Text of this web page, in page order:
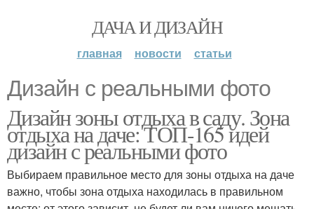
ДАЧА И ДИЗАЙН
главная новости статьи
Дизайн с реальными фото
Дизайн зоны отдыха в саду. Зона
отдыха на даче: ТОП-165 идей
дизайн с реальными фото
Выбираем правильное место для зоны отдыха на даче
важно, чтобы зона отдыха находилась в правильном